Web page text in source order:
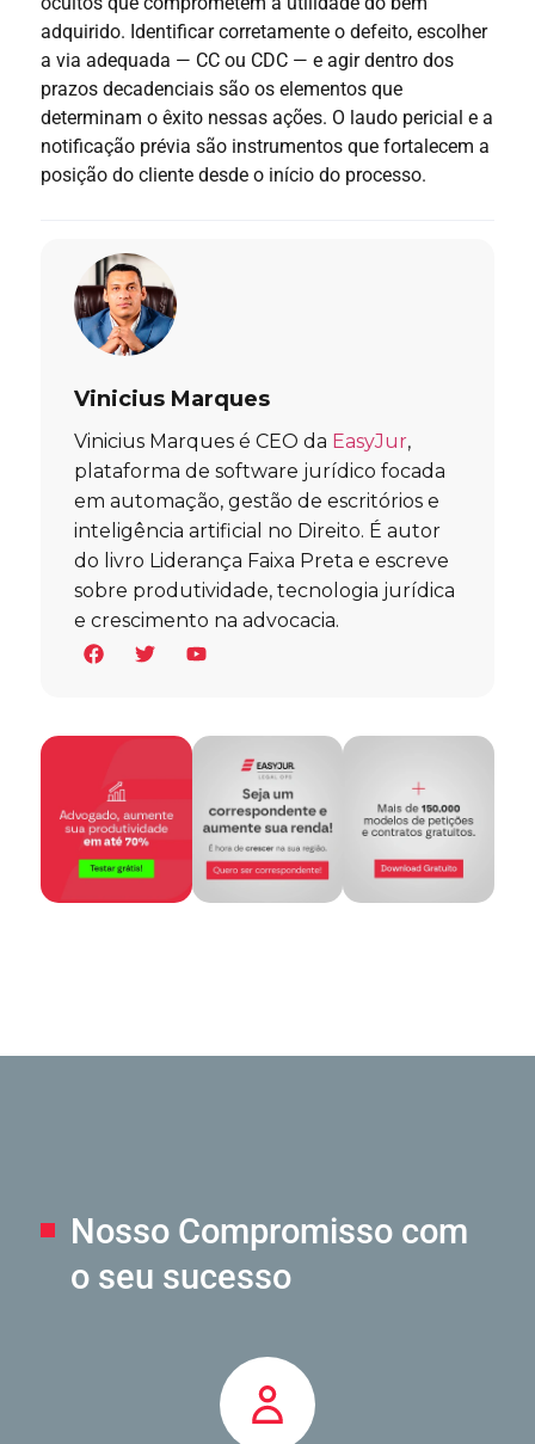
adquirido. Identificar corretamente o defeito, escolher
a via adequada — CC ou CDC — e agir dentro dos
prazos decadenciais são os elementos que
determinam o êxito nessas ações. O laudo pericial e a
notificação prévia são instrumentos que fortalecem a
posição do cliente desde o início do processo.
Vinicius Marques
Vinicius Marques é CEO da EasyJur,
plataforma de software jurídico focada
em automação, gestão de escritórios e
inteligência artificial no Direito. É autor
do livro Liderança Faixa Preta e escreve
sobre produtividade, tecnologia jurídica
e crescimento na advocacia.
Nosso Compromisso com
o seu sucesso